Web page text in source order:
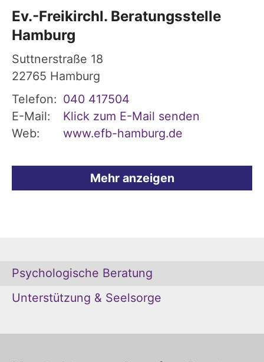
Ev.-Freikirchl. Beratungsstelle
Hamburg
Suttnerstraße 18
22765 Hamburg
Telefon: 040 417504
E-Mail:
Klick zum E-Mail senden
Web:
www.efb-hamburg.de
Mehr anzeigen
Psychologische Beratung
Unterstützung & Seelsorge